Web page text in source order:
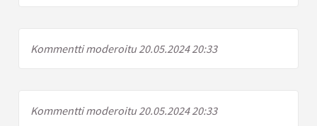
Kommentti moderoitu 20.05.2024 20:33
Kommentti moderoitu 20.05.2024 20:33